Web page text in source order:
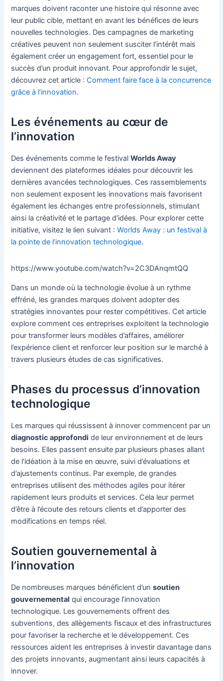
marques doivent raconter une histoire qui résonne avec
leur public cible, mettant en avant les bénéfices de leurs
nouvelles technologies. Des campagnes de marketing
créatives peuvent non seulement susciter l’intérêt mais
également créer un engagement fort, essentiel pour le
succès d’un produit innovant. Pour approfondir le sujet,
découvrez cet article :Comment faire face à la concurrence
grâce à l’innovation.
Les événements au cœur de
l’innovation
Des événements comme le festivalWorlds Away
deviennent des plateformes idéales pour découvrir les
dernières avancées technologiques. Ces rassemblements
non seulement exposent les innovations mais favorisent
également les échanges entre professionnels, stimulant
ainsi la créativité et le partage d’idées. Pour explorer cette
initiative, visitez le lien suivant :Worlds Away : un festival à
la pointe de l’innovation technologique.
https://www.youtube.com/watch?v=2C3DAnqmtQQ
Dans un monde où la technologie évolue à un rythme
effréné, les grandes marques doivent adopter des
stratégies innovantes pour rester compétitives. Cet article
explore comment ces entreprises exploitent la technologie
pour transformer leurs modèles d’affaires, améliorer
l’expérience client et renforcer leur position sur le marché à
travers plusieurs études de cas significatives.
Phases du processus d’innovation
technologique
Les marques qui réussissent à innover commencent par un
diagnostic approfondi de leur environnement et de leurs
besoins. Elles passent ensuite par plusieurs phases allant
de l’idéation à la mise en œuvre, suivi d’évaluations et
d’ajustements continus. Par exemple, de grandes
entreprises utilisent des méthodes agiles pour itérer
rapidement leurs produits et services. Cela leur permet
d’être à l’écoute des retours clients et d’apporter des
modifications en temps réel.
Soutien gouvernemental à
l’innovation
De nombreuses marques bénéficient d’unsoutien
gouvernemental qui encourage l’innovation
technologique. Les gouvernements offrent des
subventions, des allègements fiscaux et des infrastructures
pour favoriser la recherche et le développement. Ces
ressources aident les entreprises à investir davantage dans
des projets innovants, augmentant ainsi leurs capacités à
innover.